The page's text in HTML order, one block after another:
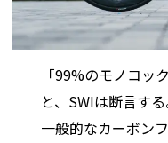
「99%のモノコッ
と、SWIは断言する
一般的なカーボン